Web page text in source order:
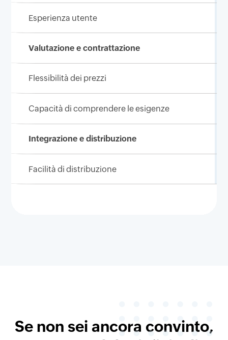
Esperienza utente
Valutazione e contrattazione
Flessibilità dei prezzi
Capacità di comprendere le esigenze
Integrazione e distribuzione
Facilità di distribuzione
Se non sei ancora convinto,